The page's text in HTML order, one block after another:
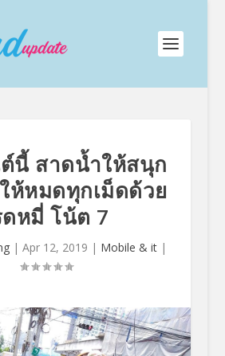
นี้ สาดน้ำให้สนุก
ห้หมดทุกเม็ดด้วย
ดหมี่ โน้ต 7
| Apr 12, 2019 | Mobile & it|